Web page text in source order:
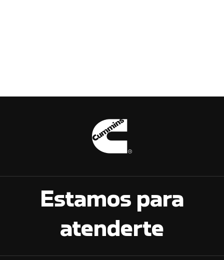
Estamos para
atenderte